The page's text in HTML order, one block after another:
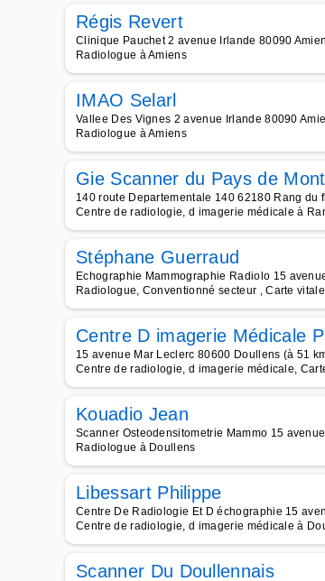
Régis Revert
Clinique Pauchet 2 avenue Irlande 80090
Radiologue à Amiens
IMAO Selarl
Vallee Des Vignes 2 avenue Irlande 80090
Radiologue à Amiens
Gie Scanner du Pays de
140 route Departementale 140 62180 Rang du
Centre de radiologie, d imagerie médicale à
Stéphane Guerraud
Echographie Mammographie Radiolo 15
Radiologue, Conventionné secteur , Carte
Centre D imagerie Médicale
15 avenue Mar Leclerc 80600 Doullens (à 51
Centre de radiologie, d imagerie médicale,
Kouadio Jean
Scanner Osteodensitometrie Mammo 15
Radiologue à Doullens
Libessart Philippe
Centre De Radiologie Et D échographie 15
Centre de radiologie, d imagerie médicale à
Scanner Du Doullennais